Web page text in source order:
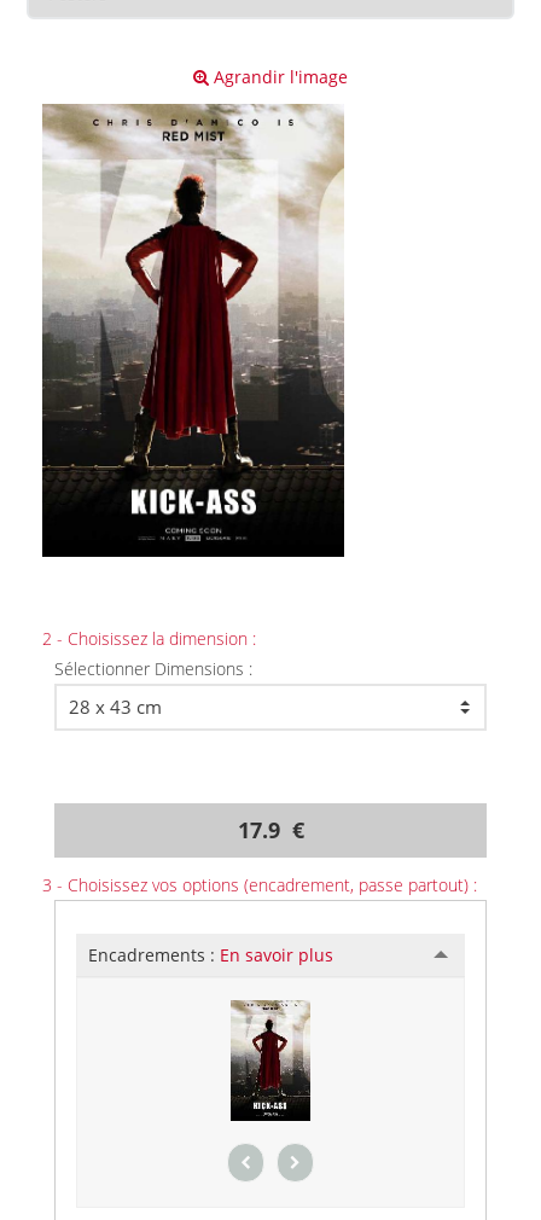
Agrandir l'image
2 - Choisissez la dimension :
Sélectionner Dimensions :
17.9 €
3 - Choisissez vos options (encadrement, passe partout) :
Encadrements : En savoir plus